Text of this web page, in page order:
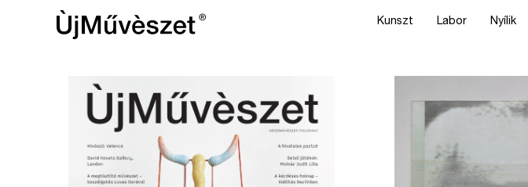
Kunszt Labor Nyílik